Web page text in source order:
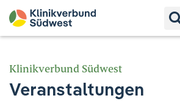
Ihr Aufenthalt
Klinikverbund Südwest
Veranstaltungen